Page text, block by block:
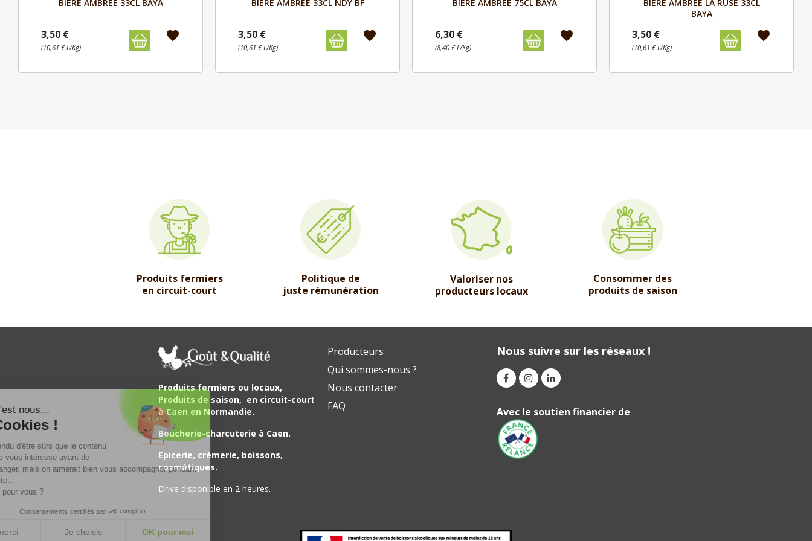
BIERE AMBREE 33CL BAYA
3,50 €
(10,61 € L/Kg)
favorite
BIERE AMBREE 33CL NDY BF
3,50 €
(10,61 € L/Kg)
favorite
BIERE AMBREE 75CL BAYA
6,30 €
(8,40 € L/Kg)
favorite
BIERE AMBREE LA RUSE 33CL
BAYA
3,50 €
(10,61 € L/Kg)
favorite
Produits fermiers
en circuit-court
Politique de
juste rémunération
Valoriser nos
producteurs locaux
Consommer des
produits de saison
Produits fermiers ou locaux,
Produits de saison, en circuit-court
à Caen en Normandie.
Boucherie-charcuterie à Caen.
Epicerie, crémerie, boissons,
cosmétiques.
Drive disponible en 2 heures.
Producteurs
Qui sommes-nous ?
Nous contacter
FAQ
Nous suivre sur les réseaux !
Avec le soutien financier de
Salut c'est nous...
les Cookies !
On a attendu d'être sûrs que le contenu
de ce site vous intéresse avant de
vous déranger, mais on aimerait bien vous accompagner pendant
C'est OK pour vous ?
Consentements certifiés par
Non merci Je choisis